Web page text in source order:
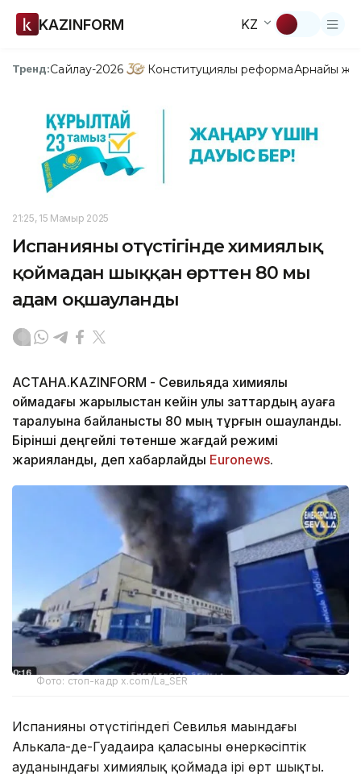
KAZINFORM KZ
Тренд:Сайлау-2026 Конституциялық реформаАрнайы
21:25, 15 Мамыр 2025
Испанияның оңтүстігінде химиялық
қоймадан шыққан өрттен 80 мың
адам оқшауланды
АСТАНА.KAZINFORM - Севильяда химиялық
қоймадағы жарылыстан кейін улы заттардың ауаға
таралуына байланысты 80 мың тұрғын оқшауланды.
Бірінші деңгейлі төтенше жағдай режимі
жарияланды, деп хабарлайды Euronews.
Фото: стоп-кадр x.com/La_SER
Испанияның оңтүстігіндегі Севилья маңындағы
Алькала-де-Гуадаира қаласының өнеркәсіптік
ауданындағы химиялық қоймада ірі өрт шықты.